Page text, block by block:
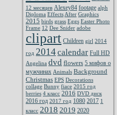
12 месяцев Alexey84 footage alph
Diploma Effects After Graphics
2015 birds grass Eggs Easter Photo
Frame 12 Dee Snider adobe
clipart Children girl 2014
год 2014calendar Full HD
Angelina dvd flowers 5 мифов о
мужчинах Animals Background
Christmas EPS Decorations
collage Bunny fiace 2015 год
berries 4 класс 2016 DVD диск
2016 год 2017 год 1080 2017 1
класс 2018 2019 2020